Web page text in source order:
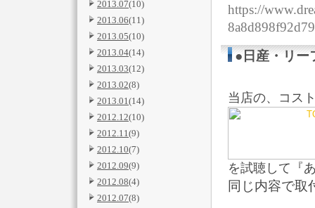
2013.07(10)
2013.06(11)
2013.05(10)
2013.04(14)
2013.03(12)
2013.02(8)
2013.01(14)
2012.12(10)
2012.11(9)
2012.10(7)
2012.09(9)
2012.08(4)
2012.07(8)
https://
●日産・リー
当店の、コス
を試聴して『
同じ内容で取